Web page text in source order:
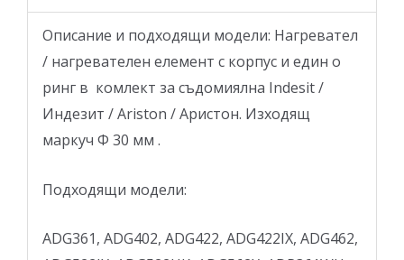
Описание и подходящи модели: Нагревател
/ нагревателен елемент с корпус и един о
ринг в комлект за съдомиялнa Indesit /
Индезит / Ariston / Аристон. Изходящ
маркуч Ф 30 мм .
Подходящи модели:
ADG361, ADG402, ADG422, ADG422IX, ADG462,